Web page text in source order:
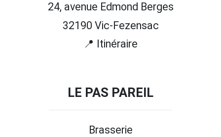
24, avenue Edmond Berges
32190 Vic-Fezensac
📍 Itinéraire
LE PAS PAREIL
Brasserie